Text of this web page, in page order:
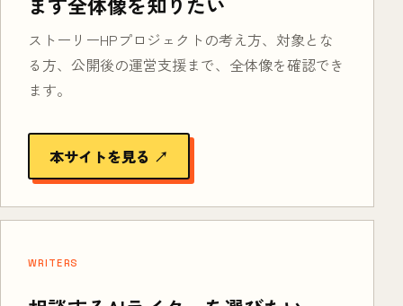
ストーリーHPプロジェクトの考え方、対象とな
る方、公開後の運営支援まで、全体像を確認でき
ます。
本サイトを見る ↗
WRITERS